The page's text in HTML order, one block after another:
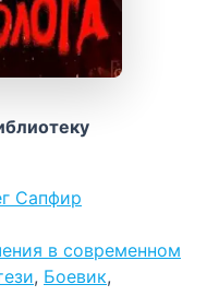
Сапфир
в современном
, Боевик,